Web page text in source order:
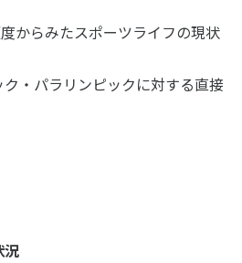
からみたスポーツライフの現状
・パラリンピックに対する直接
況